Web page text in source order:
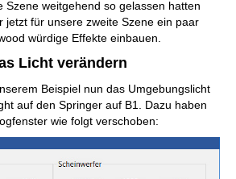
Szene weitgehend so gelassen hatten
jetzt für unsere zweite Szene ein paar
würdige Effekte einbauen.
Licht verändern
Beispiel nun das Umgebungslicht
auf den Springer auf B1. Dazu haben
wie folgt verschoben: